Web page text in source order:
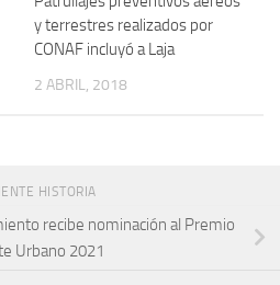
y terrestres realizados por
CONAF incluyó a Laja
2 ABRIL, 2018
HISTORIA
recibe nominación al Premio
Urbano 2021